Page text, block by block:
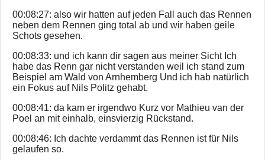
00:08:27: also wir hatten auf jeden Fall auch das Rennen
neben dem Rennen ging total ab und wir haben geile
Schots gesehen.
00:08:33: und ich kann dir sagen aus meiner Sicht Ich
habe das Renn gar nicht verstanden weil ich stand zum
Beispiel am Wald von Arnhemberg Und ich hab natürlich
ein Fokus auf Nils Politz gehabt.
00:08:41: da kam er irgendwo Kurz vor Mathieu van der
Poel an mit einhalb, einsvierzig Rückstand.
00:08:46: Ich dachte verdammt das Rennen ist für Nils
gelaufen so.